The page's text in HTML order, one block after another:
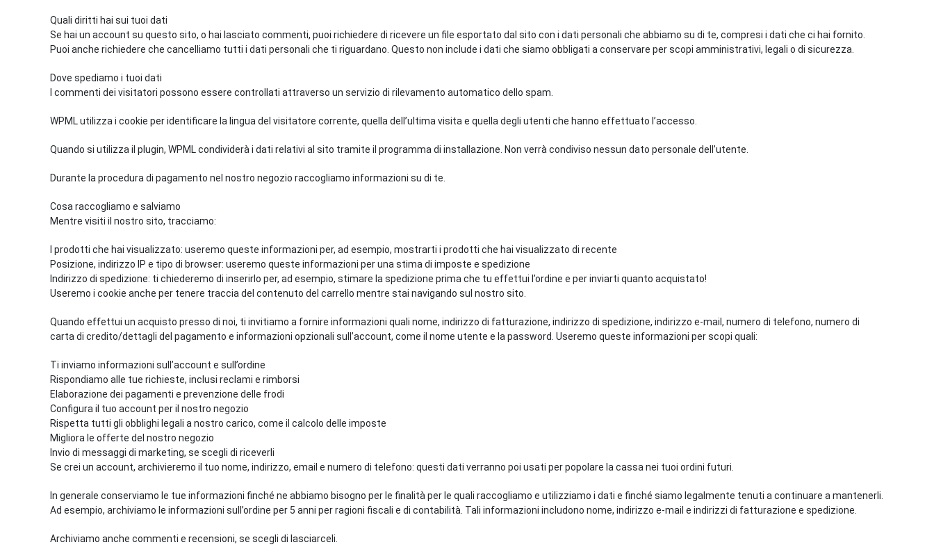
Quali diritti hai sui tuoi dati
Se hai un account su questo sito, o hai lasciato commenti, puoi richiedere di ricevere un file esportato dal sito con i dati personali che abbiamo su di te, compresi i dati che ci hai fornito.
Puoi anche richiedere che cancelliamo tutti i dati personali che ti riguardano. Questo non include i dati che siamo obbligati a conservare per scopi amministrativi, legali o di sicurezza.
Dove spediamo i tuoi dati
I commenti dei visitatori possono essere controllati attraverso un servizio di rilevamento automatico dello spam.
WPML utilizza i cookie per identificare la lingua del visitatore corrente, quella dell’ultima visita e quella degli utenti che hanno effettuato l’accesso.
Quando si utilizza il plugin, WPML condividerà i dati relativi al sito tramite il programma di installazione. Non verrà condiviso nessun dato personale dell’utente.
Durante la procedura di pagamento nel nostro negozio raccogliamo informazioni su di te.
Cosa raccogliamo e salviamo
Mentre visiti il nostro sito, tracciamo:
I prodotti che hai visualizzato: useremo queste informazioni per, ad esempio, mostrarti i prodotti che hai visualizzato di recente
Posizione, indirizzo IP e tipo di browser: useremo queste informazioni per una stima di imposte e spedizione
Indirizzo di spedizione: ti chiederemo di inserirlo per, ad esempio, stimare la spedizione prima che tu effettui l’ordine e per inviarti quanto acquistato!
Useremo i cookie anche per tenere traccia del contenuto del carrello mentre stai navigando sul nostro sito.
Quando effettui un acquisto presso di noi, ti invitiamo a fornire informazioni quali nome, indirizzo di fatturazione, indirizzo di spedizione, indirizzo e-mail, numero di telefono, numero di
carta di credito/dettagli del pagamento e informazioni opzionali sull’account, come il nome utente e la password. Useremo queste informazioni per scopi quali:
Ti inviamo informazioni sull’account e sull’ordine
Rispondiamo alle tue richieste, inclusi reclami e rimborsi
Elaborazione dei pagamenti e prevenzione delle frodi
Configura il tuo account per il nostro negozio
Rispetta tutti gli obblighi legali a nostro carico, come il calcolo delle imposte
Migliora le offerte del nostro negozio
Invio di messaggi di marketing, se scegli di riceverli
Se crei un account, archivieremo il tuo nome, indirizzo, email e numero di telefono: questi dati verranno poi usati per popolare la cassa nei tuoi ordini futuri.
In generale conserviamo le tue informazioni finché ne abbiamo bisogno per le finalità per le quali raccogliamo e utilizziamo i dati e finché siamo legalmente tenuti a continuare a mantenerli.
Ad esempio, archiviamo le informazioni sull’ordine per 5 anni per ragioni fiscali e di contabilità. Tali informazioni includono nome, indirizzo e-mail e indirizzi di fatturazione e spedizione.
Archiviamo anche commenti e recensioni, se scegli di lasciarceli.